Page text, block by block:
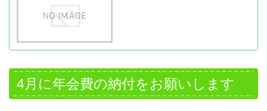
4月に年会費の納付をお願いします